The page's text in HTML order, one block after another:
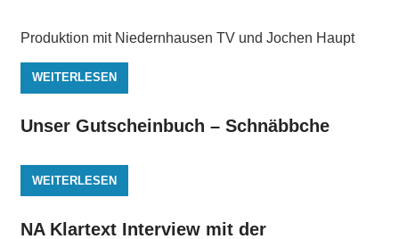
Produktion mit Niedernhausen TV und Jochen Haupt
WEITERLESEN
Unser Gutscheinbuch – Schnäbbche
WEITERLESEN
NA Klartext Interview mit der